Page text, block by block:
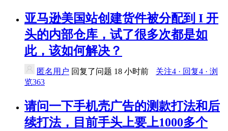
亚马逊美国站创建货件被分配到 I 开
头的内部仓库，试了很多次都是如
此，该如何解决？
匿名用户 回复了问题 18 小时前
关注4 · 回复4 · 浏
览363
请问一下手机壳广告的测款打法和后
续打法，目前手头上要上1000多个